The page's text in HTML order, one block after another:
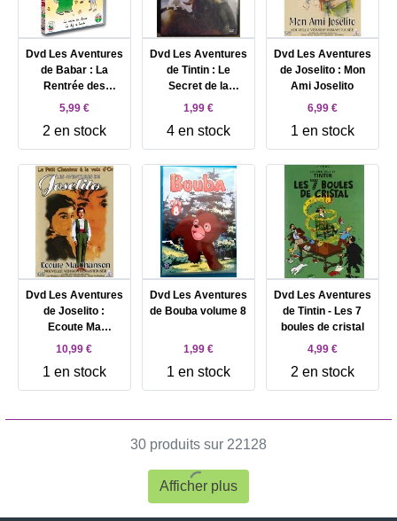
Dvd Les Aventures
de Babar : La
Rentrée des
classes / Le Chef
comptines)
5,99 €
2 en stock
Dvd Les Aventures
de Tintin : Le
Secret de la
Licorne
1,99 €
4 en stock
Dvd Les Aventures
de Joselito : Mon
Ami Joselito
6,99 €
1 en stock
Dvd Les Aventures
de Joselito :
Ecoute Ma
Chanson
10,99 €
1 en stock
Dvd Les Aventures
de Bouba volume 8
1,99 €
1 en stock
Dvd Les Aventures
de Tintin - Les 7
boules de cristal
4,99 €
2 en stock
30 produits sur 22128
Afficher plus